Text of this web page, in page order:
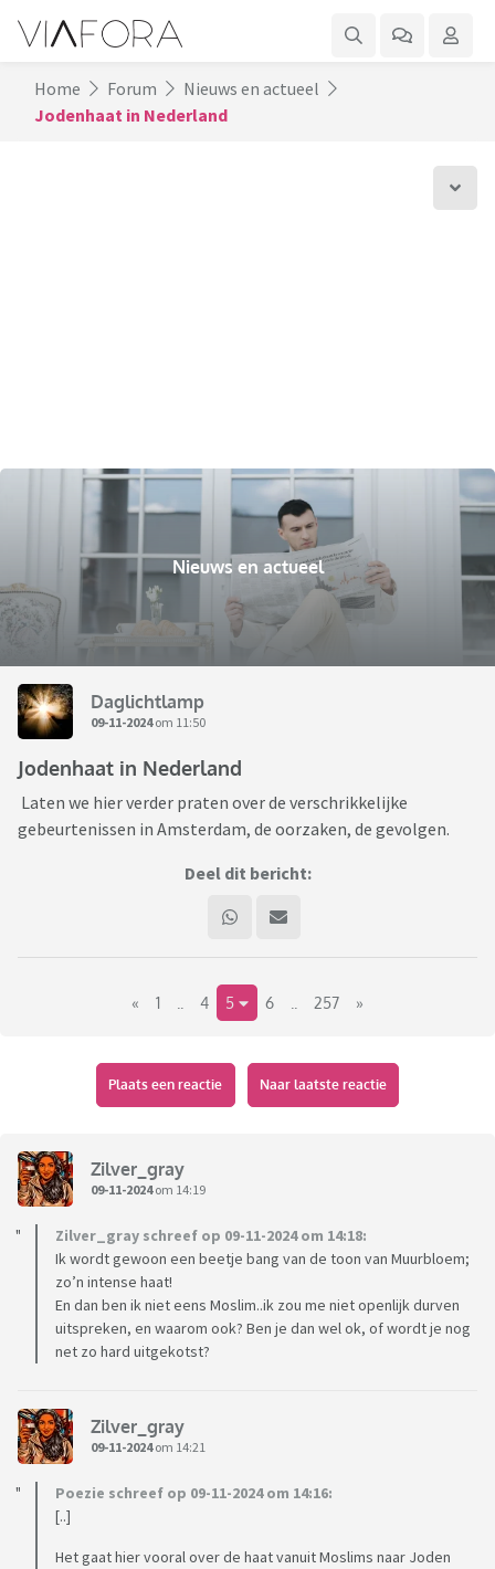
Home Forum
Nieuws en actueel
Jodenhaat in Nederland
Nieuws en actueel
Daglichtlamp
09-11-2024om 11:50
Jodenhaat in Nederland
Laten we hier verder praten over de verschrikkelijke
gebeurtenissen in Amsterdam, de oorzaken, de gevolgen.
Deel dit bericht:
« 1 4 5 6 257 »
Plaats een reactie Naar laatste reactie
Zilver_gray
09-11-2024om 14:19
Zilver_gray schreef op 09-11-2024 om 14:18:
Ik wordt gewoon een beetje bang van de toon van Muurbloem;
zo’n intense haat!
En dan ben ik niet eens Moslim..ik zou me niet openlijk durven
uitspreken, en waarom ook? Ben je dan wel ok, of wordt je nog
net zo hard uitgekotst?
Zilver_gray
09-11-2024om 14:21
Poezie schreef op 09-11-2024 om 14:16:
[..]
Het gaat hier vooral over de haat vanuit Moslims naar Joden